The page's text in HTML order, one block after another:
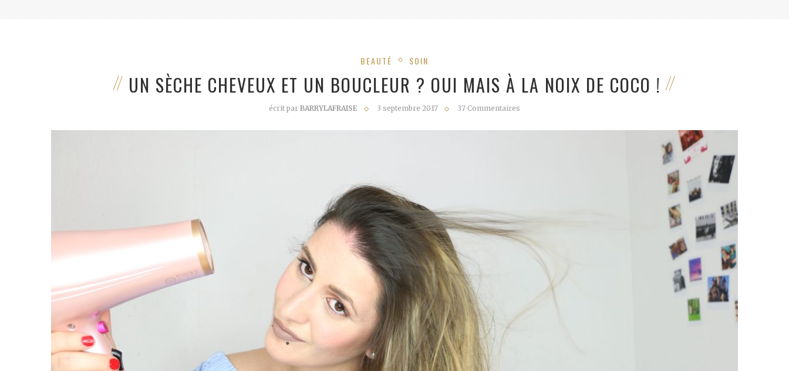
BEAUTÉ SOIN
UN SÈCHE CHEVEUX ET UN BOUCLEUR ? OUI MAIS À LA NOIX DE COCO !
écrit par BARRYLAFRAISE 3 septembre 2017 37 Commentaires